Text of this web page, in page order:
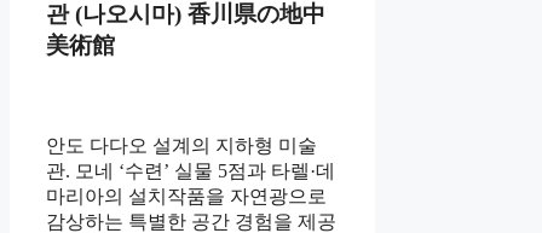
관 (나오시마) 香川県の地中
美術館
안도 다다오 설계의 지하형 미술
관. 모네 ‘수련’ 실물 5점과 타렐·데
마리아의 설치작품을 자연광으로
감상하는 특별한 공간 경험을 제공